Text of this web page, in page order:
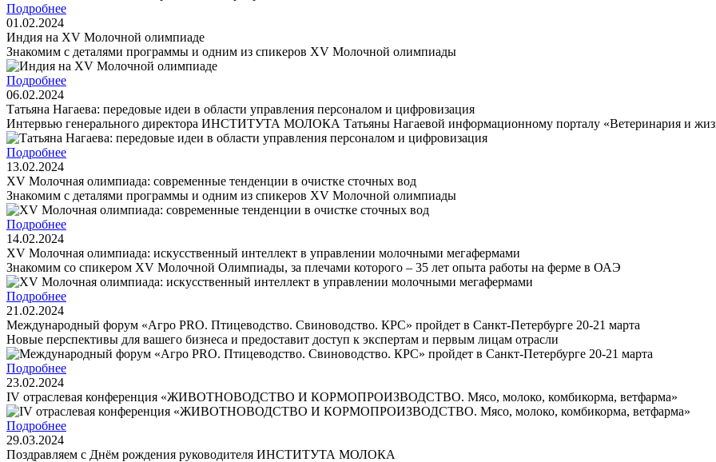
Подробнее
01.02.2024
Индия на XV Молочной олимпиаде
Знакомим с деталями программы и одним из спикеров XV Молочной олимпиады
Подробнее
06.02.2024
Татьяна Нагаева: передовые идеи в области управления персоналом и цифровизация
Интервью генерального директора ИНСТИТУТА МОЛОКА Татьяны Нагаевой информационному порталу «Ветеринария и
Подробнее
13.02.2024
XV Молочная олимпиада: современные тенденции в очистке сточных вод
Знакомим с деталями программы и одним из спикеров XV Молочной олимпиады
Подробнее
14.02.2024
XV Молочная олимпиада: искусственный интеллект в управлении молочными мегафермами
Знакомим со спикером XV Молочной Олимпиады, за плечами которого – 35 лет опыта работы на ферме в ОАЭ
Подробнее
21.02.2024
Международный форум «Агро PRO. Птицеводство. Свиноводство. КРС» пройдет в Санкт-Петербурге 20-21 марта
Новые перспективы для вашего бизнеса и предоставит доступ к экспертам и первым лицам отрасли
Подробнее
23.02.2024
IV отраслевая конференция «ЖИВОТНОВОДСТВО И КОРМОПРОИЗВОДСТВО. Мясо, молоко, комбикорма, ветфарма»
Подробнее
29.03.2024
Поздравляем с Днём рождения руководителя ИНСТИТУТА МОЛОКА